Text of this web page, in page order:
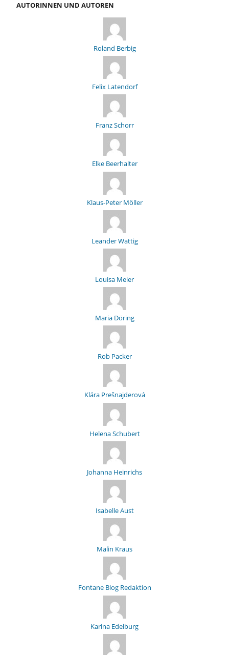
AUTORINNEN UND AUTOREN
Roland Berbig
Felix Latendorf
Franz Schorr
Elke Beerhalter
Klaus-Peter Möller
Leander Wattig
Louisa Meier
Maria Döring
Rob Packer
Klára Prešnajderová
Helena Schubert
Johanna Heinrichs
Isabelle Aust
Malin Kraus
Fontane Blog Redaktion
Karina Edelburg